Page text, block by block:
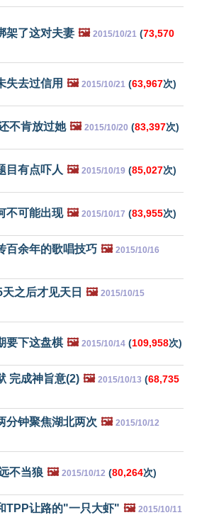
架了这对夫妻 🖼️ 2015/10/21 (73,570
失去过信用 🖼️ 2015/10/21 (63,967次)
不肯放过她 🖼️ 2015/10/20 (83,397次)
目有点吓人 🖼️ 2015/10/19 (85,027次)
不可能出现 🖼️ 2015/10/17 (83,955次)
百余年的歌唱技巧 🖼️ 2015/10/16
之后才见天日 🖼️ 2015/10/15
要下这盘棋 🖼️ 2015/10/14 (109,958次)
完成神旨意(2) 🖼️ 2015/10/13 (68,735
分钟聚焦湖北两次 🖼️ 2015/10/12
不当狼 🖼️ 2015/10/12 (80,264次)
TPP让路的"一只大虾" 🖼️ 2015/10/11